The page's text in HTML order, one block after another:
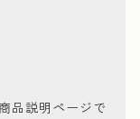
品説明ページで